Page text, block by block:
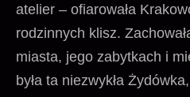
atelier – ofiarowała
rodzinnych klisz.
miasta, jego zabytkach i
była ta niezwykła